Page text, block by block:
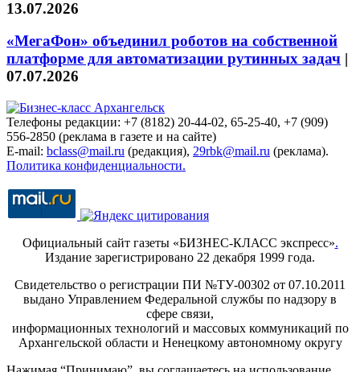
13.07.2026
«МегаФон» объединил роботов на собственной
платформе для автоматизации рутинных задач |
07.07.2026
Телефоны редакции: +7 (8182) 20-44-02, 65-25-40, +7 (909)
556-2850 (реклама в газете и на сайте)
E-mail: bclass@mail.ru (редакция), 29rbk@mail.ru (реклама).
Политика конфиденциальности.
Официальный сайт газеты «БИЗНЕС-КЛАСС экспресс».
Издание зарегистрировано 22 декабря 1999 года.
Свидетельство о регистрации ПИ №ТУ-00302 от 07.10.2011
выдано Управлением Федеральной службы по надзору в
сфере связи,
информационных технологий и массовых коммуникаций по
Архангельской области и Ненецкому автономному округу